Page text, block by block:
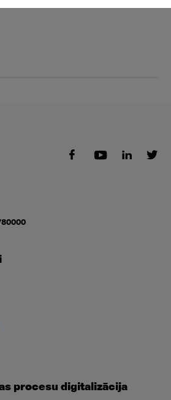
procesu digitalizācija